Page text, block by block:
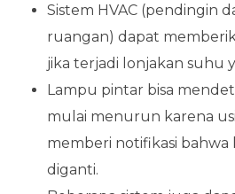
Sistem HVAC (pendingin
ruangan) dapat
jika terjadi lonjakan suhu
Lampu pintar bisa
mulai menurun karena
memberi notifikasi
diganti.